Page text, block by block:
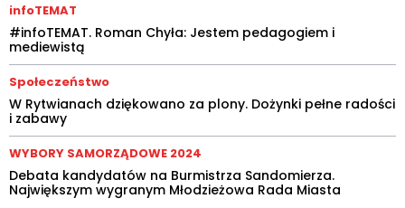
infoTEMAT
#infoTEMAT. Roman Chyła: Jestem pedagogiem i
mediewistą
Społeczeństwo
W Rytwianach dziękowano za plony. Dożynki pełne radości
i zabawy
WYBORY SAMORZĄDOWE 2024
Debata kandydatów na Burmistrza Sandomierza.
Największym wygranym Młodzieżowa Rada Miasta